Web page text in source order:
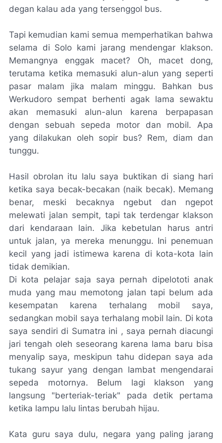
degan kalau ada yang tersenggol bus.
Tapi kemudian kami semua memperhatikan bahwa
selama di Solo kami jarang mendengar klakson.
Memangnya enggak macet? Oh, macet dong,
terutama ketika memasuki alun-alun yang seperti
pasar malam jika malam minggu. Bahkan bus
Werkudoro sempat berhenti agak lama sewaktu
akan memasuki alun-alun karena berpapasan
dengan sebuah sepeda motor dan mobil. Apa
yang dilakukan oleh sopir bus? Rem, diam dan
tunggu.
Hasil obrolan itu lalu saya buktikan di siang hari
ketika saya becak-becakan (naik becak). Memang
benar, meski becaknya ngebut dan ngepot
melewati jalan sempit, tapi tak terdengar klakson
dari kendaraan lain. Jika kebetulan harus antri
untuk jalan, ya mereka menunggu. Ini penemuan
kecil yang jadi istimewa karena di kota-kota lain
tidak demikian.
Di kota pelajar saja saya pernah dipelototi anak
muda yang mau memotong jalan tapi belum ada
kesempatan karena terhalang mobil saya,
sedangkan mobil saya terhalang mobil lain. Di kota
saya sendiri di Sumatra ini , saya pernah diacungi
jari tengah oleh seseorang karena lama baru bisa
menyalip saya, meskipun tahu didepan saya ada
tukang sayur yang dengan lambat mengendarai
sepeda motornya. Belum lagi klakson yang
langsung "berteriak-teriak" pada detik pertama
ketika lampu lalu lintas berubah hijau.
Kata guru saya dulu, negara yang paling jarang